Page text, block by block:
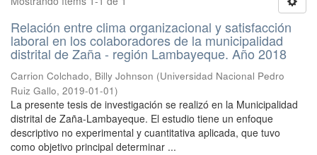
Relación entre clima organizacional y satisfacción
laboral en los colaboradores de la municipalidad
distrital de Zaña - región Lambayeque. Año 2018
Carrion Colchado, Billy Johnson (Universidad Nacional Pedro
Ruiz Gallo, 2019-01-01)
La presente tesis de investigación se realizó en la Municipalidad
distrital de Zaña-Lambayeque. El estudio tiene un enfoque
descriptivo no experimental y cuantitativa aplicada, que tuvo
como objetivo principal determinar ...